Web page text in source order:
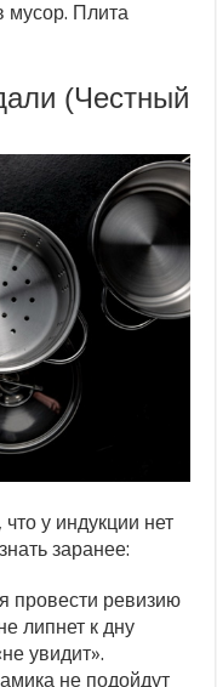
мусор. Плита
(Честный
у индукции нет
заранее:
провести ревизию
липнет к дну
увидит».
не подойдут